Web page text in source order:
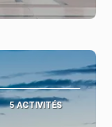
5 ACTIVITÉS